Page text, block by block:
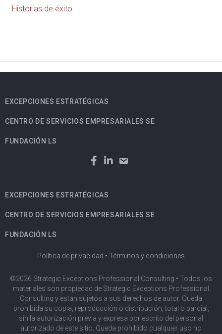
Historias de éxito
EXCEPCIONES ESTRATÉGICAS
CENTRO DE SERVICIOS EMPRESARIALES SE
FUNDACIÓN LS
EXCEPCIONES ESTRATÉGICAS
CENTRO DE SERVICIOS EMPRESARIALES SE
FUNDACIÓN LS
Política de privacidad • Términos y condiciones
©2026 Strategic Exceptions Professional Consulting • Todos los
materiales son propiedad de Strategic Exceptions Professional
Consulting y están sujetos a sus derechos de autor. Queda
prohibida su copia, reproducción o distribución, total o parcial,
sin la autorización previa y expresa por escrito del personal
autorizado de este sitio. Queda prohibido cualquier uso no